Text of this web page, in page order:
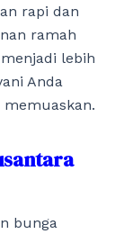
rapi dan
ramah
lebih
Anda
memuaskan.
bunga